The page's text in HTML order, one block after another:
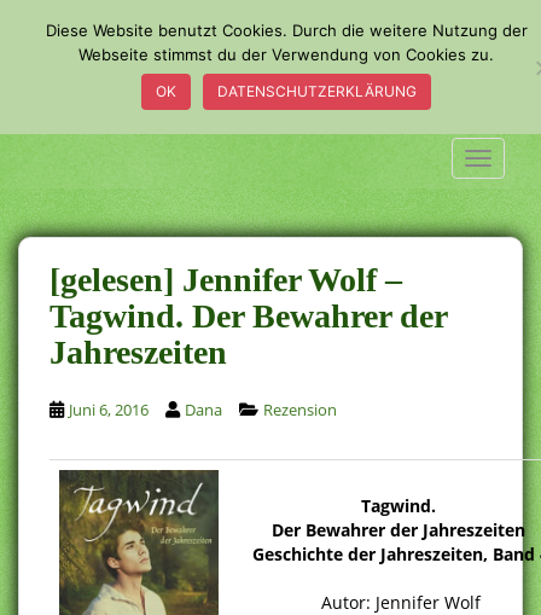
a
i
n
c
o
n
t
e
n
t
[gelesen] Jennifer Wolf –
Tagwind. Der Bewahrer der
Jahreszeiten
Juni 6, 2016 Dana Rezension
Tagwind.
Der Bewahrer der Jahreszeiten
Geschichte der Jahreszeiten, Band
Autor: Jennifer Wolf
Diese Website benutzt Cookies. Durch die weitere Nutzung der
Webseite stimmst du der Verwendung von Cookies zu.
OK DATENSCHUTZERKLÄRUNG